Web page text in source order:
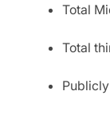
Total
Total